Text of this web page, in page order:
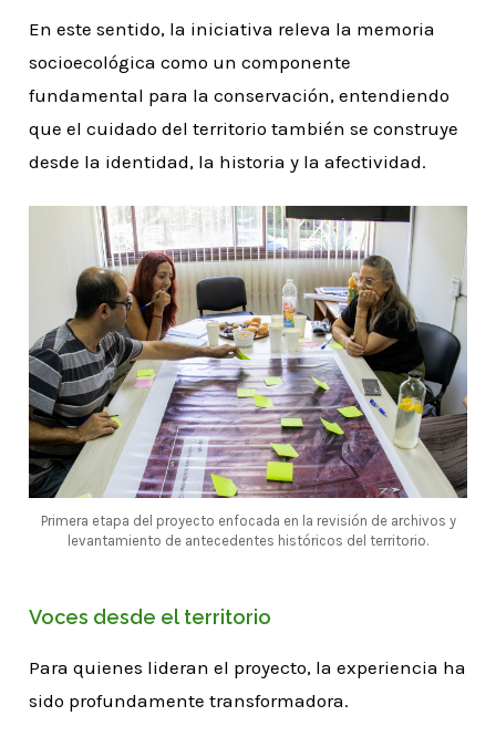
En este sentido, la iniciativa releva la memoria
socioecológica como un componente
fundamental para la conservación, entendiendo
que el cuidado del territorio también se construye
desde la identidad, la historia y la afectividad.
Primera etapa del proyecto enfocada en la revisión de archivos y
levantamiento de antecedentes históricos del territorio.
Voces desde el territorio
Para quienes lideran el proyecto, la experiencia ha
sido profundamente transformadora.